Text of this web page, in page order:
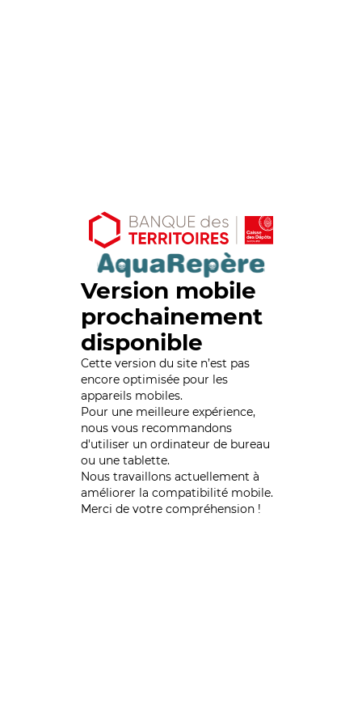
Version mobile
prochainement
disponible
Cette version du site n’est pas
encore optimisée pour les
appareils mobiles.
Pour une meilleure expérience,
nous vous recommandons
d'utiliser un ordinateur de bureau
ou une tablette.
Nous travaillons actuellement à
améliorer la compatibilité mobile.
Merci de votre compréhension !